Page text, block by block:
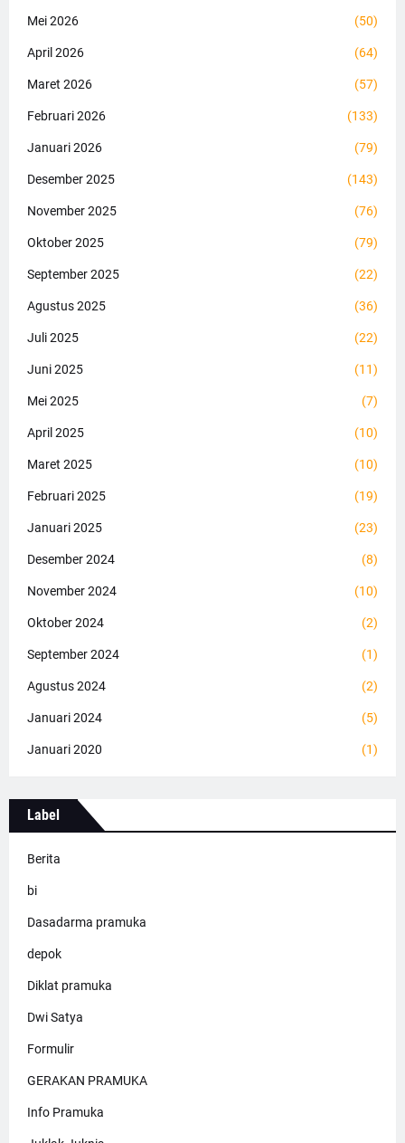
Mei 2026 (50)
April 2026 (64)
Maret 2026 (57)
Februari 2026 (133)
Januari 2026 (79)
Desember 2025 (143)
November 2025 (76)
Oktober 2025 (79)
September 2025 (22)
Agustus 2025 (36)
Juli 2025 (22)
Juni 2025 (11)
Mei 2025 (7)
April 2025 (10)
Maret 2025 (10)
Februari 2025 (19)
Januari 2025 (23)
Desember 2024 (8)
November 2024 (10)
Oktober 2024 (2)
September 2024 (1)
Agustus 2024 (2)
Januari 2024 (5)
Januari 2020 (1)
Label
Berita
bi
Dasadarma pramuka
depok
Diklat pramuka
Dwi Satya
Formulir
GERAKAN PRAMUKA
Info Pramuka